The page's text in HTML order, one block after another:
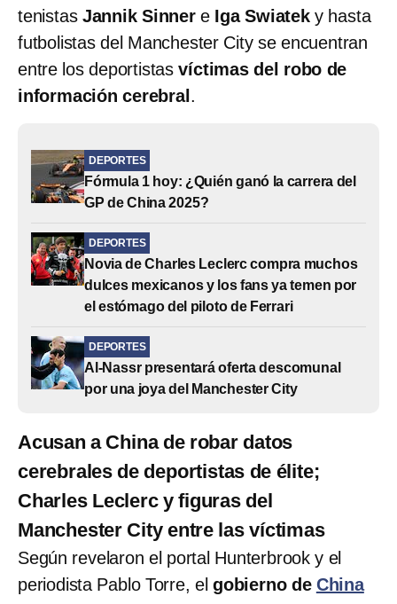
tenistas Jannik Sinnere Iga Swiateky hasta
futbolistas del Manchester City se encuentran
entre los deportistas víctimas del robo de
información cerebral .
DEPORTES
Fórmula 1 hoy: ¿Quién ganó la carrera del
GP de China 2025?
DEPORTES
Novia de Charles Leclerc compra muchos
dulces mexicanos y los fans ya temen por
el estómago del piloto de Ferrari
DEPORTES
Al-Nassr presentará oferta descomunal
por una joya del Manchester City
Acusan a China de robar datos
cerebrales de deportistas de élite;
Charles Leclerc y figuras del
Manchester City entre las víctimas
Según revelaron el portal Hunterbrook y el
periodista Pablo Torre, el gobierno de China